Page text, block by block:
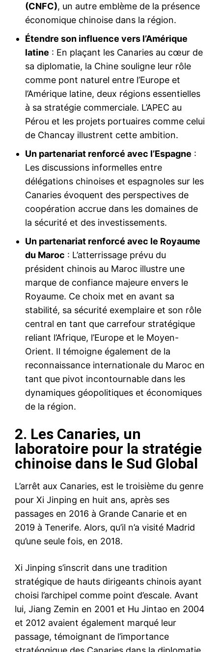
(CNFC), un autre emblème de la présence
économique chinoise dans la région.
Étendre son influence vers l’Amérique
latine : En plaçant les Canaries au cœur de
sa diplomatie, la Chine souligne leur rôle
comme pont naturel entre l’Europe et
l’Amérique latine, deux régions essentielles
à sa stratégie commerciale. L’APEC au
Pérou et les projets portuaires comme celui
de Chancay illustrent cette ambition.
Un partenariat renforcé avec l’Espagne :
Les discussions informelles entre
délégations chinoises et espagnoles sur les
Canaries évoquent des perspectives de
coopération accrue dans les domaines de
la sécurité et des investissements.
Un partenariat renforcé avec le Royaume
du Maroc : L’atterrissage prévu du
président chinois au Maroc illustre une
marque de confiance majeure envers le
Royaume. Ce choix met en avant sa
stabilité, sa sécurité exemplaire et son rôle
central en tant que carrefour stratégique
reliant l’Afrique, l’Europe et le Moyen-
Orient. Il témoigne également de la
reconnaissance internationale du Maroc en
tant que pivot incontournable dans les
dynamiques géopolitiques et économiques
de la région.
2. Les Canaries, un
laboratoire pour la stratégie
chinoise dans le Sud Global
L’arrêt aux Canaries, est le troisième du genre
pour Xi Jinping en huit ans, après ses
passages en 2016 à Grande Canarie et en
2019 à Tenerife. Alors, qu’il n’a visité Madrid
qu’une seule fois, en 2018.
Xi Jinping s’inscrit dans une tradition
stratégique de hauts dirigeants chinois ayant
choisi l’archipel comme point d’escale. Avant
lui, Jiang Zemin en 2001 et Hu Jintao en 2004
et 2012 avaient également marqué leur
passage, témoignant de l’importance